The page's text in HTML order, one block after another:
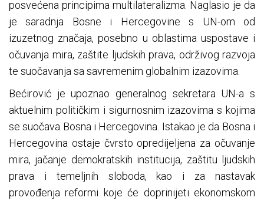
posvećena principima multilateralizma. Naglasio je da
je saradnja Bosne i Hercegovine s UN-om od
izuzetnog značaja, posebno u oblastima uspostave i
očuvanja mira, zaštite ljudskih prava, održivog razvoja
te suočavanja sa savremenim globalnim izazovima.
Bećirović je upoznao generalnog sekretara UN-a s
aktuelnim političkim i sigurnosnim izazovima s kojima
se suočava Bosna i Hercegovina. Istakao je da Bosna i
Hercegovina ostaje čvrsto opredijeljena za očuvanje
mira, jačanje demokratskih institucija, zaštitu ljudskih
prava i temeljnih sloboda, kao i za nastavak
provođenja reformi koje će doprinijeti ekonomskom